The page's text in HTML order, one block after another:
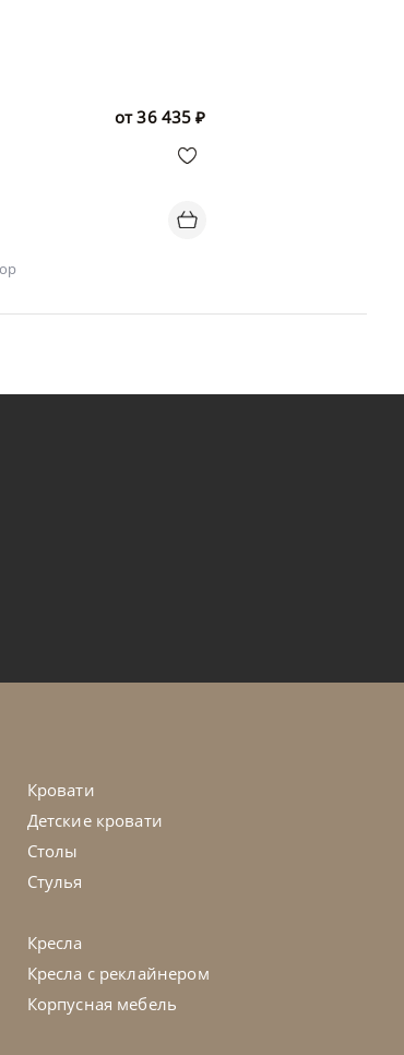
от36 435 ₽
Кровати
Детские кровати
Столы
Стулья
Кресла
Кресла с реклайнером
Корпусная мебель